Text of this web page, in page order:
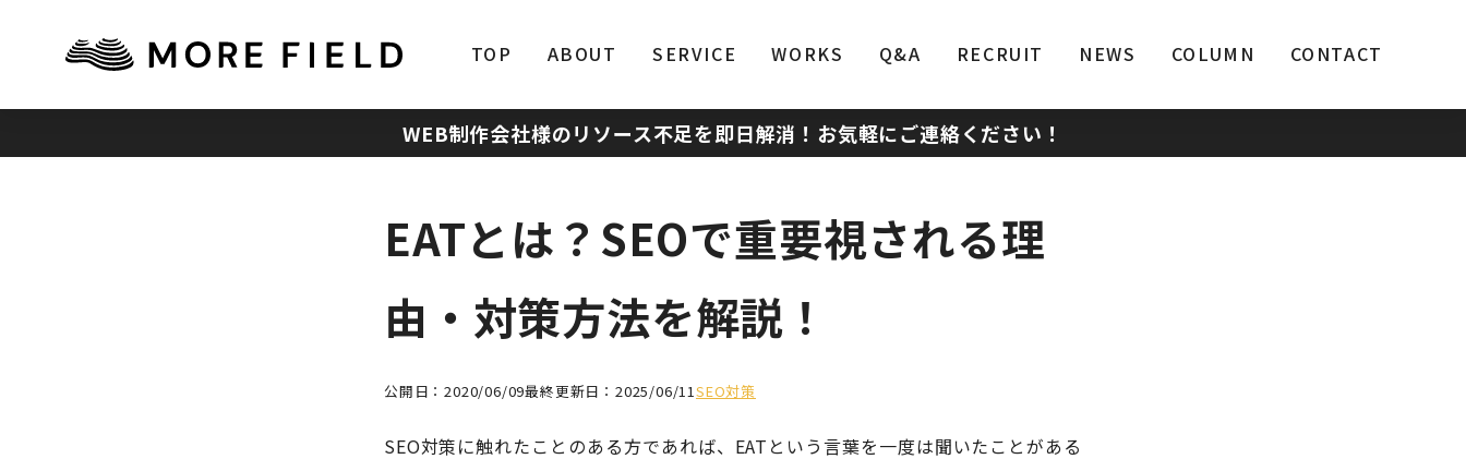
TOP ABOUT SERVICE WORKS Q&A RECRUIT NEWS COLUMN CONTACT
WEB制作会社様のリソース不足を即日解消！ お気軽にご連絡ください！
EATとは？SEOで重要視される理
由・対策方法を解説！
公開日：2020/06/09最終更新日：2025/06/11SEO対策
SEO対策に触れたことのある方であれば、EATという言葉を一度は聞いたことがある